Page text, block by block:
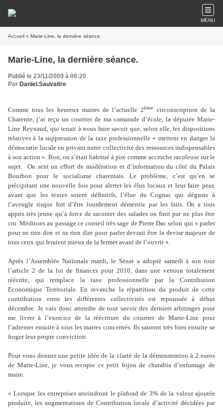
MENU
Accueil » Marie-Line, la dernière séance.
Marie-Line, la dernière séance.
Publié le 23/11/2009 à 00:20
Par Daniel.Sauvaitre
Comme tous les heureux maires de l’actuelle 2ème circonscription de la
Charente, j’ai reçu un courrier de ma camarade d’école, la députée Marie-
Line Reynaud, qui tenait à nous faire savoir que, selon elle, les dispositions
relatives à la suppression de la taxe professionnelle « mettent en danger la
démocratie locale en privant notre collectivité des ressources indispensables
à son action ». Bon, on s’était habitué à pire comme accroche racoleuse sur le
sujet.
On sent un effort de modération et d’information du côté du Palais
Bourbon pour le socialisme charentais. Le problème, c’est qu’en se
précipitant une nouvelle fois pour alerter les élus locaux et leur faire peur,
avant que les textes soient définitifs, l’élue du Cognac qui déguste à
l’aveugle risque fort d’être lourdement démentie par les faits. On a tous
appris très jeune qu’à force de raconter des salades on finit par ne plus être
cru. Méditons au passage ce conseil très sage de Pierre Dac selon qui « parler
pour ne rien dire et ne rien dire pour parler devrait être la devise majeure de
tous ceux qui feraient mieux de la fermer avant de l’ouvrir ».
Après l’Assemblée Nationale mardi, le Sénat a adopté samedi à son tour
l’article 2 de la loi de finances pour 2010, dans une version totalement
réécrite, qui remplace la taxe professionnelle par la Contribution
Economique Territoriale. En revanche la répartition du produit de cette
contribution entre les différentes collectivités est repoussée à début
décembre. Je vais donc attendre de tout savoir des derniers arbitrages pour
me livrer à l’exercice de la réécriture du courrier de Marie-Line pour
l’adresser ensuite à tous les maires concernés. Ils sauront très bien ensuite se
forger leur propre conviction.
Pour vous donner une petite idée de la clarté de la démonstration à 2 euros
de Marie-Line, je vous recopie ce petit bijou de charabia d’enfumage de
maire.
« Lorsque les entreprises atteindront le plafond de 3% de la valeur ajoutée
produite, les augmentations de Contribution locale d’activité décidées par